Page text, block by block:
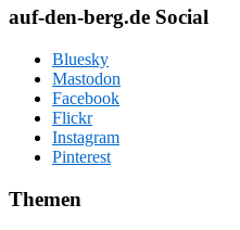
auf-den-berg.de Social
Bluesky
Mastodon
Facebook
Flickr
Instagram
Pinterest
Themen